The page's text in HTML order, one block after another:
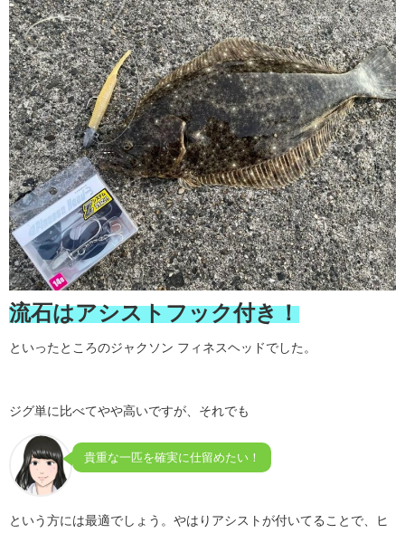
流石はアシストフック付き！
といったところのジャクソン フィネスヘッドでした。
ジグ単に比べてやや高いですが、それでも
貴重な一匹を確実に仕留めたい！
という方には最適でしょう。やはりアシストが付いてることで、ヒ